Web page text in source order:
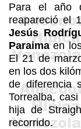
Para el año
reapareció el
Jesús
Paraimaen
El 21 de
en los dos
de diferencia
Torrealba,
hija de
recorrido.